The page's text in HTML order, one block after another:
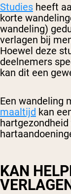
Studies heeft
korte
wandeling)
verlagen bij
Hoewel deze
deelnemers
kan dit een
Een wandeling
maaltijd kan
KAN